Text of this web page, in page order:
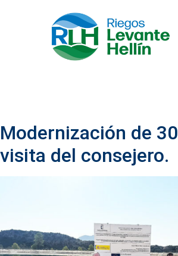
Modernización de
visita del consejero.